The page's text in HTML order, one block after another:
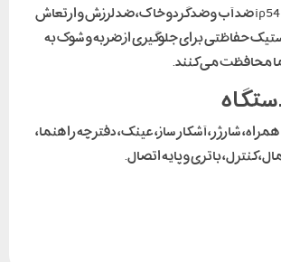
استاندارد حفاظتی ip54 ضد آب و ضد گردو خاک، ضد لرزش و ارتعاش
حفاظتی برای جلوگیری از ضربه و شوک به
محافظت می کنند.
شارژر، آشکار ساز، عینک، دفترچه راهنما،
کنترل، باتری و پایه اتصال.